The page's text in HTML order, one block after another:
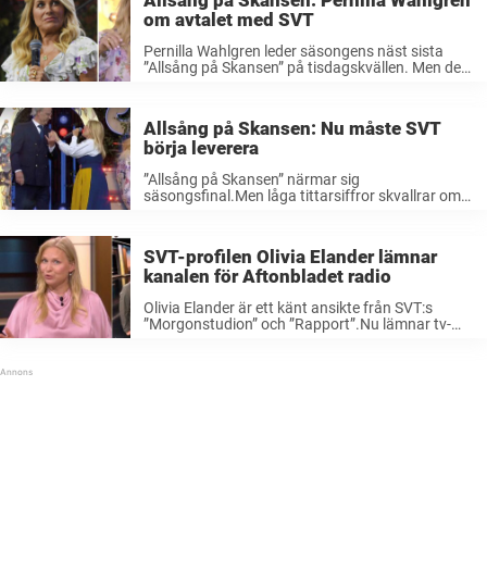
om avtalet med SVT
Pernilla Wahlgren leder säsongens näst sista
”Allsång på Skansen” på tisdagskvällen. Men det
Allsång på Skansen: Nu måste SVT
börja leverera
”Allsång på Skansen” närmar sig
säsongsfinal.Men låga tittarsiffror skvallrar om
SVT-profilen Olivia Elander lämnar
kanalen för Aftonbladet radio
Olivia Elander är ett känt ansikte från SVT:s
”Morgonstudion” och ”Rapport”.Nu lämnar tv-